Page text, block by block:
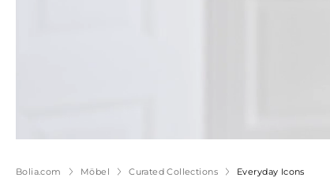
Bolia.com Möbel Curated Collections Everyday Icons